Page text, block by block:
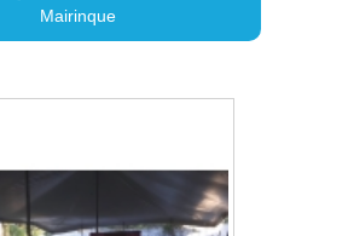
Mairinque